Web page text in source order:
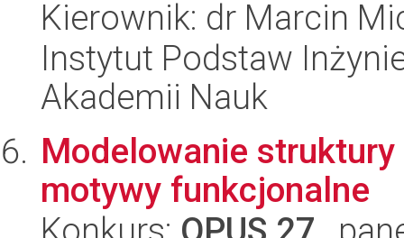
Kierownik: dr Marcin
Instytut Podstaw
Akademii Nauk
Modelowanie
motywy funkcjonalne